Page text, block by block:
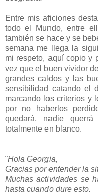
Entre mis aficiones
todo el Mundo, entre
también se hace y se
semana me llega la
mi respeto, aquí copio y
vez que el buen vividor
grandes caldos y las
sensibilidad catando el
marcando los criterios y
por no haberlos
quedará, nadie
totalmente en blanco.
¨Hola Georgia,
Gracias por entender la
Muchas actividades se
hasta cuando dure esto.